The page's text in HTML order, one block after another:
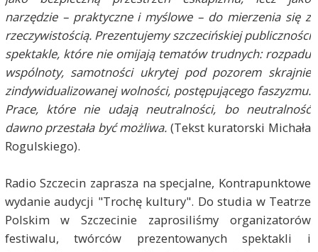
narzędzie – praktyczne i myślowe – do mierzenia się z
rzeczywistością. Prezentujemy szczecińskiej publiczności
spektakle, które nie omijają tematów trudnych: rozpadu
wspólnoty, samotności ukrytej pod pozorem skrajnie
zindywidualizowanej wolności, postępującego faszyzmu.
Prace, które nie udają neutralności, bo neutralność
dawno przestała być możliwa. (Tekst kuratorski Michała
Rogulskiego).
Radio Szczecin zaprasza na specjalne, Kontrapunktowe
wydanie audycji "Trochę kultury". Do studia w Teatrze
Polskim w Szczecinie zaprosiliśmy organizatorów
festiwalu, twórców prezentowanych spektakli i